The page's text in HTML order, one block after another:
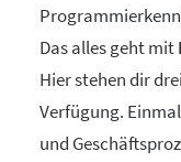
Das alles geht mit
Hier stehen dir
Verfügung.
und